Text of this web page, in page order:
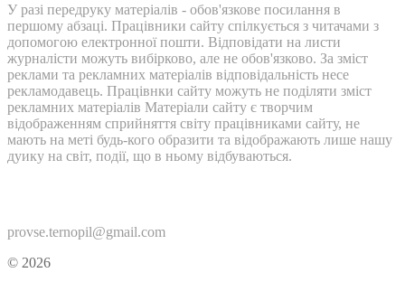
У разі передруку матеріалів - обов'язкове посилання в
першому абзаці. Працівники сайту спілкується з читачами з
допомогою електронної пошти. Відповідати на листи
журналісти можуть вибірково, але не обов'язково. За зміст
реклами та рекламних матеріалів відповідальність несе
рекламодавець. Працівнки сайту можуть не поділяти зміст
рекламних матеріалів Матеріали сайту є творчим
відображенням сприйняття світу працівниками сайту, не
мають на меті будь-кого образити та відображають лише нашу
дуику на світ, події, що в ньому відбуваються.
provse.ternopil@gmail.com
© 2026